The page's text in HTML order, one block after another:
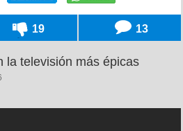
19 13
la televisión más épicas